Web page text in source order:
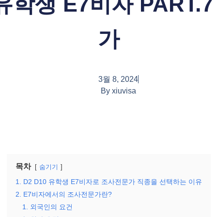
가
3월 8, 2024
Byxiuvisa
목차 숨기기
1. D2 D10 유학생 E7비자로 조사전문가 직종을 선택하는 이유
2. E7비자에서의 조사전문가란?
1. 외국인의 요건